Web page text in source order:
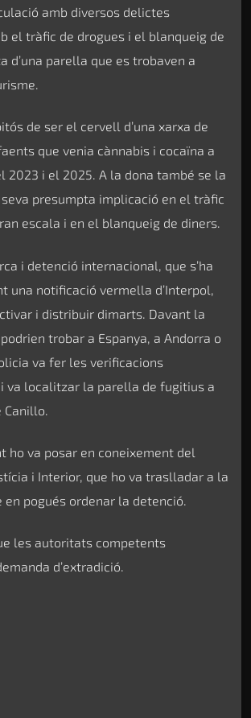
amb diversos delictes
el tràfic de drogues i el blanqueig de
d’una parella que es trobaven a
de ser el cervell d’una xarxa de
que venia cànnabis i cocaïna a
2023 i el 2025. A la dona també se la
presumpta implicació en el tràfic
escala i en el blanqueig de diners.
i detenció internacional, que s’ha
una notificació vermella d’Interpol,
i distribuir dimarts. Davant la
trobar a Espanya, a Andorra o
va fer les verificacions
va localitzar la parella de fugitius a
ho va posar en coneixement del
i Interior, que ho va traslladar a la
en pogués ordenar la detenció.
les autoritats competents
d’extradició.